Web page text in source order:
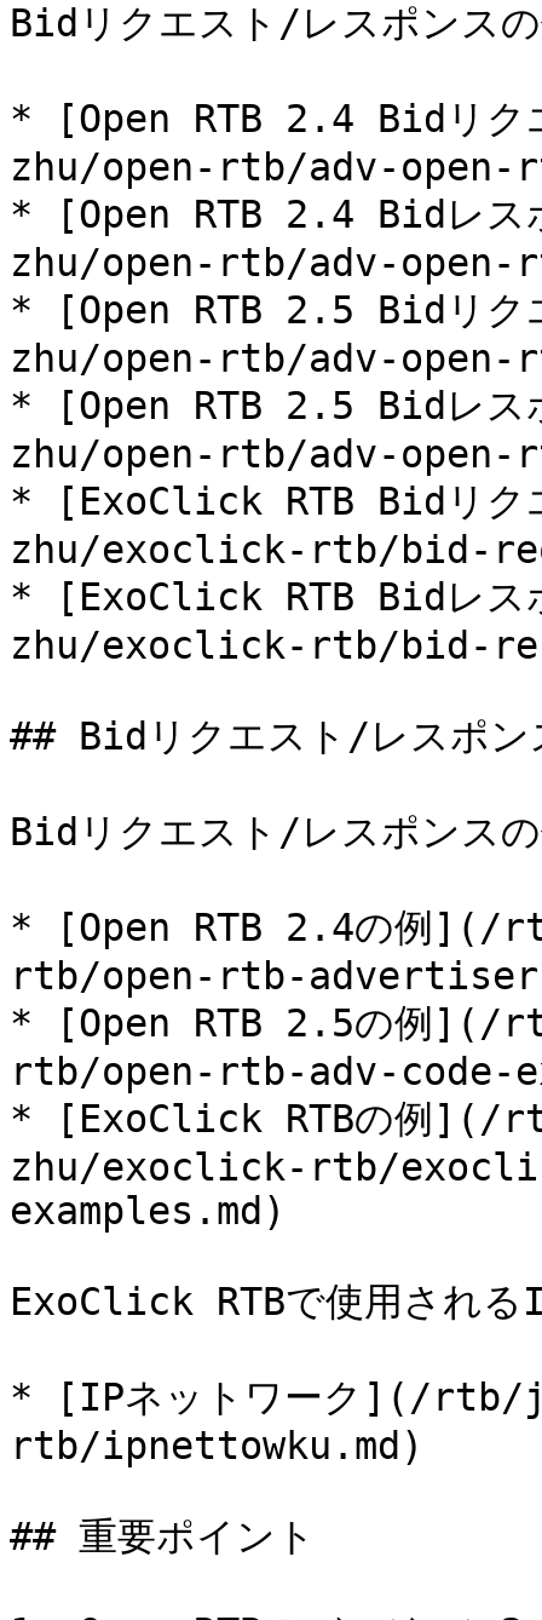
Bidリクエスト/レスポンス
* [Open RTB 2.4 Bidリ
zhu/open-rtb/adv-
* [Open RTB 2.4 Bidレ
zhu/open-rtb/adv-open-
* [Open RTB 2.5 Bidリ
zhu/open-rtb/adv-
* [Open RTB 2.5 Bidレ
zhu/open-rtb/adv-open-
* [ExoClick RTB Bidリ
zhu/exoclick-rtb/bid-
* [ExoClick RTB Bidレ
zhu/exoclick-rtb/bid-
## Bidリクエスト/レスポン
Bidリクエスト/レスポンス
* [Open RTB 2.4の例](/
rtb/open-rtb-advertiser-
* [Open RTB 2.5の例](/
rtb/open-rtb-adv-code-
* [ExoClick RTBの例](/
zhu/exoclick-rtb/
examples.md)
ExoClick RTBで使用される
* [IPネットワーク](/
rtb/ipnettowku.md)
## 重要ポイント